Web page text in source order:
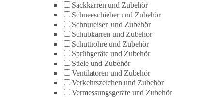
Sackkarren und Zubehör
Schneeschieber und Zubehör
Schnureisen und Zubehör
Schubkarren und Zubehör
Schuttrohre und Zubehör
Sprühgeräte und Zubehör
Stiele und Zubehör
Ventilatoren und Zubehör
Verkehrszeichen und Zubehör
Vermessungsgeräte und Zubehör